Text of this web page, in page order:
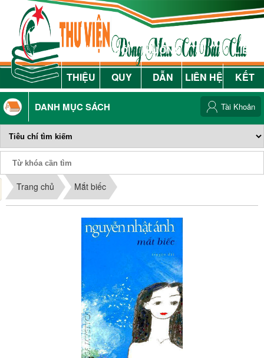
GIỚI
THIỆU
NỘI
QUY
HƯỚNG
DẪN
LIÊN HỆ
LIÊN
KẾT
DANH MỤC SÁCH Tài Khoản
Trang chủ Mắt biếc